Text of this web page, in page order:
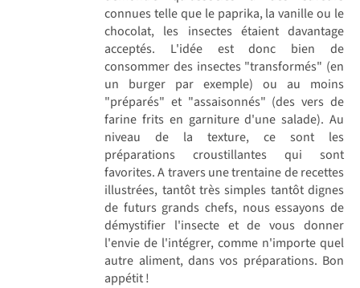
connues telle que le paprika, la vanille ou le
chocolat, les insectes étaient davantage
acceptés. L'idée est donc bien de
consommer des insectes "transformés" (en
un burger par exemple) ou au moins
"préparés" et "assaisonnés" (des vers de
farine frits en garniture d'une salade). Au
niveau de la texture, ce sont les
préparations croustillantes qui sont
favorites. A travers une trentaine de recettes
illustrées, tantôt très simples tantôt dignes
de futurs grands chefs, nous essayons de
démystifier l'insecte et de vous donner
l'envie de l'intégrer, comme n'importe quel
autre aliment, dans vos préparations. Bon
appétit !